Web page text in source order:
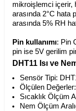
mikroişlemci içerir,
arasında 2°C hata
arasında 5% RH
Pin kullanımı: Pin
pin ise 5V gerilim
DHT11 Isı ve
Sensör Tipi:
Ölçülen
Sıcaklık Ölçüm
Nem Ölçüm